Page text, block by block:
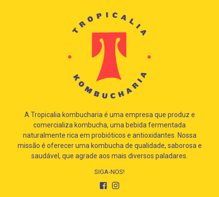
A Tropicalia kombucharia é uma empresa que produz e
comercializa kombucha, uma bebida fermentada
naturalmente rica em probióticos e antioxidantes. Nossa
missão é oferecer uma kombucha de qualidade, saborosa e
saudável, que agrade aos mais diversos paladares.
SIGA-NOS!
Facebook
Instagram